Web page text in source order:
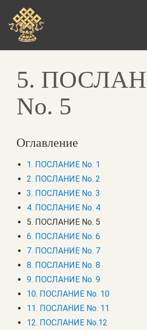
основному
содержанию
5.
No. 5
Оглавление
1. ПОСЛАНИЕ No. 1
2. ПОСЛАНИЕ No. 2
3. ПОСЛАНИЕ No. 3
4. ПОСЛАНИЕ No. 4
5. ПОСЛАНИЕ No. 5
6. ПОСЛАНИЕ No. 6
7. ПОСЛАНИЕ No. 7
8. ПОСЛАНИЕ No. 8
9. ПОСЛАНИЕ No. 9
10. ПОСЛАНИЕ No. 10
11. ПОСЛАНИЕ No. 11
12. ПОСЛАНИЕ No.12